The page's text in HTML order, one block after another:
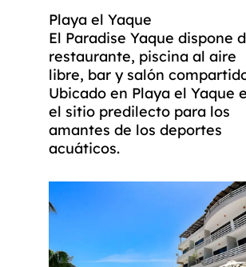
Playa el Yaque
El Paradise Yaque dispone
restaurante, piscina al aire
libre, bar y salón
Ubicado en Playa el Yaque
el sitio predilecto para los
amantes de los deportes
acuáticos.